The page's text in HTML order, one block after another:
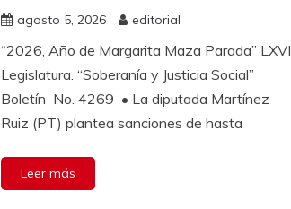
agosto 5, 2026 editorial
“2026, Año de Margarita Maza Parada” LXVI
Legislatura. “Soberanía y Justicia Social”
Boletín No. 4269 • La diputada Martínez
Ruiz (PT) plantea sanciones de hasta
Leer más